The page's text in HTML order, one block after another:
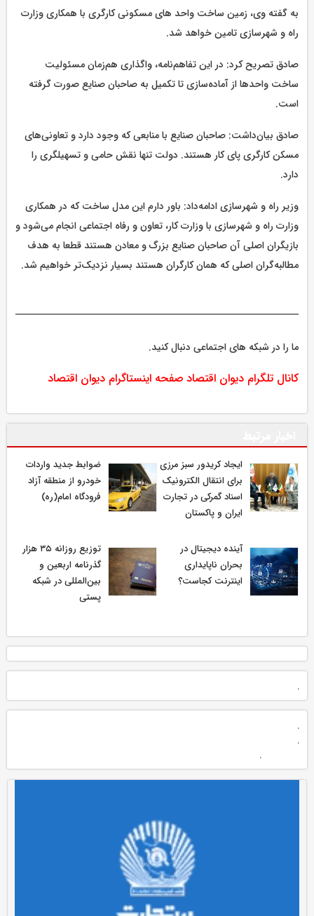
به گفته وی، زمین ساخت واحد های مسکونی کارگری با همکاری وزارت
راه و شهرسازی تامین خواهد شد.
صادق تصریح کرد: در این تفاهم‌نامه، واگذاری هم‌زمان مسئولیت
ساخت واحدها از آماده‌سازی تا تکمیل به صاحبان صنایع صورت گرفته
است.
صادق بیان‌داشت: صاحبان صنایع با منابعی که وجود دارد و تعاونی‌های
مسکن کارگری پای کار هستند. دولت تنها نقش حامی و تسهیلگری را
دارد.
وزیر راه و شهرسازی ادامه‌داد: باور دارم این مدل ساخت که در همکاری
وزارت راه و شهرسازی با وزارت کار، تعاون و رفاه اجتماعی انجام می‌شود و
بازیگران اصلی آن صاحبان صنایع بزرگ و معادن هستند قطعا به هدف
مطالبه‌گران اصلی که همان کارگران هستند بسیار نزدیک‌تر خواهیم شد.
ما را در شبکه های اجتماعی دنبال کنید.
کانال تلگرام دیوان اقتصاد صفحه اینستاگرام دیوان اقتصاد
ایجاد کریدور سبز مرزی
برای انتقال الکترونیک
اسناد گمرکی در تجارت
ایران و پاکستان
ضوابط جدید واردات
خودرو از منطقه آزاد
فرودگاه امام(ره)
آینده دیجیتال در
بحران ناپایداری
اینترنت کجاست؟
توزیع روزانه ۳۵ هزار
گذرنامه اربعین و
بین‌المللی در شبکه
پستی
.
.
.
.